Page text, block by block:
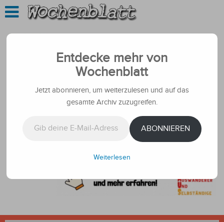
Entdecke mehr von
Wochenblatt
Jetzt abonnieren, um weiterzulesen und auf das
gesamte Archiv zuzugreifen.
ABONNIEREN
Weiterlesen